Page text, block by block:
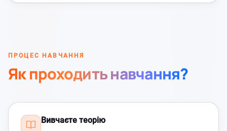
ПРОЦЕС НАВЧАННЯ
Як проходить навчання?
Вивчаєте теорію